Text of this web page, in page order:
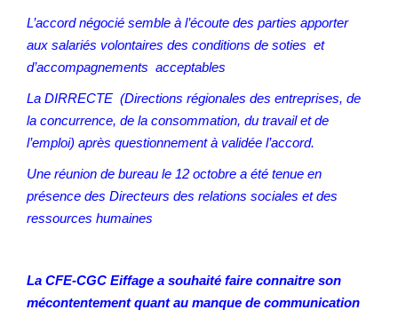
L’accord négocié semble à l’écoute des parties apporter
aux salariés volontaires des conditions de soties et
d’accompagnements acceptables
La DIRRECTE (Directions régionales des entreprises, de
la concurrence, de la consommation, du travail et de
l’emploi) après questionnement à validée l’accord.
Une réunion de bureau le 12 octobre a été tenue en
présence des Directeurs des relations sociales et des
ressources humaines
La CFE-CGC Eiffage a souhaité faire connaitre son
mécontentement quant au manque de communication